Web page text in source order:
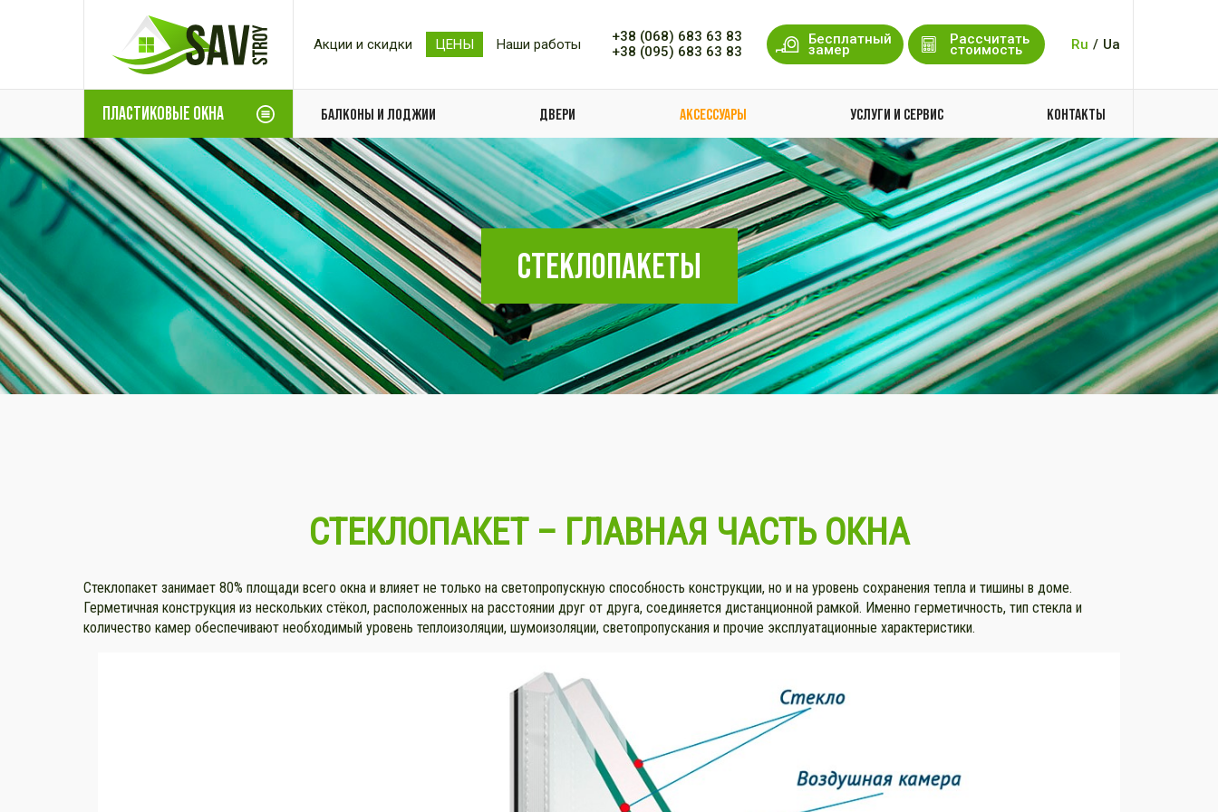
Акции и скидки ЦЕНЫ Наши работы
+38 (068) 683 63 83
+38 (095) 683 63 83
Бесплатный
замер
Рассчитать
стоимость Ru / Ua
ПЛАСТИКОВЫЕ ОКНА БАЛКОНЫ И ЛОДЖИИ ДВЕРИ АКСЕССУАРЫ УСЛУГИ И СЕРВИС КОНТАКТЫ
СТЕКЛОПАКЕТЫ
СТЕКЛОПАКЕТ – ГЛАВНАЯ ЧАСТЬ ОКНА
Стеклопакет занимает 80% площади всего окна и влияет не только на светопропускную способность конструкции, но и на уровень сохранения тепла и тишины в доме.
Герметичная конструкция из нескольких стёкол, расположенных на расстоянии друг от друга, соединяется дистанционной рамкой. Именно герметичность, тип стекла и
количество камер обеспечивают необходимый уровень теплоизоляции, шумоизоляции, светопропускания и прочие эксплуатационные характеристики.